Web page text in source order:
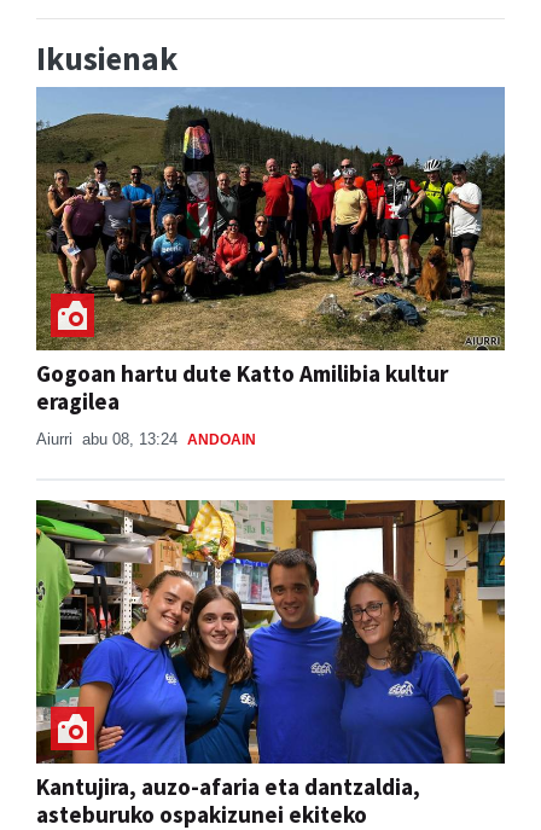
Ikusienak
Gogoan hartu dute Katto Amilibia kultur
eragilea
Aiurri abu 08, 13:24 ANDOAIN
Kantujira, auzo-afaria eta dantzaldia,
asteburuko ospakizunei ekiteko